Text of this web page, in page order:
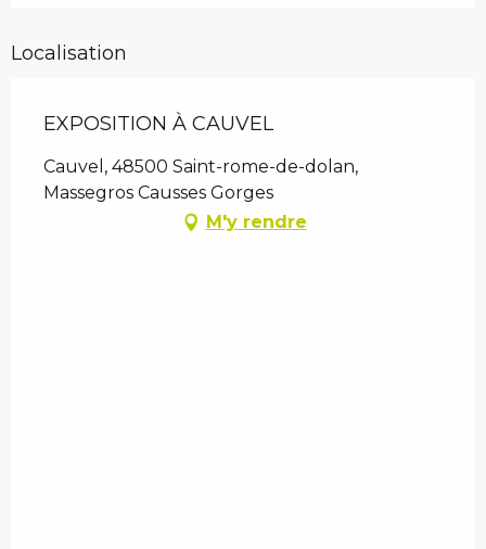
Localisation
EXPOSITION À CAUVEL
Cauvel, 48500 Saint-rome-de-dolan,
Massegros Causses Gorges
M'y rendre